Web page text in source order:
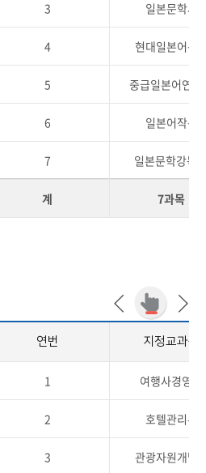
3 일본문학사
4 현대일본어문
5 중급일본어연
6 일본어작문
7 일본문학강독
계 7과목
연번 지정교과목
1 여행사경영론
2 호텔관리론
3 관광자원개발